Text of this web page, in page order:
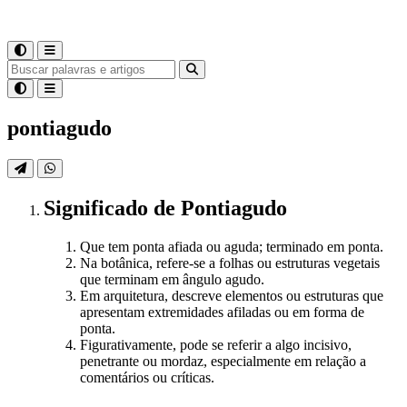
pontiagudo
Significado de Pontiagudo
Que tem ponta afiada ou aguda; terminado em ponta.
Na botânica, refere-se a folhas ou estruturas vegetais
que terminam em ângulo agudo.
Em arquitetura, descreve elementos ou estruturas que
apresentam extremidades afiladas ou em forma de
ponta.
Figurativamente, pode se referir a algo incisivo,
penetrante ou mordaz, especialmente em relação a
comentários ou críticas.